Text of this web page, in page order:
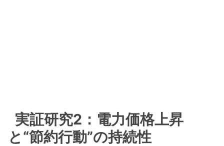
実証研究2：電力価格上昇
と“節約行動”の持続性